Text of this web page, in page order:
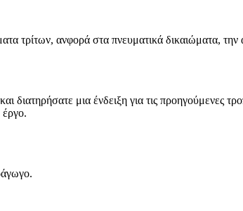
τρίτων, ανφορά στα πνευματικά δικαιώματα, την
μια ένδειξη για τις προηγούμενες
έργο.